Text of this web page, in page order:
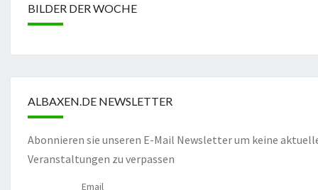
BILDER DER WOCHE
ALBAXEN.DE NEWSLETTER
Abonnieren sie unseren E-Mail Newsletter um keine
Veranstaltungen zu verpassen
Email